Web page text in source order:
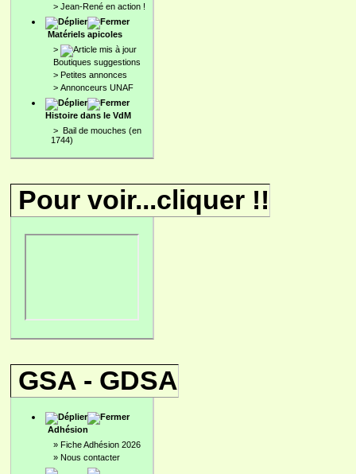
> Jean-René en action !
Matériels apicoles
>
Boutiques suggestions
> Petites annonces
> Annonceurs UNAF
Histoire dans le VdM
> Bail de mouches (en
1744)
Pour voir...cliquer !!
GSA - GDSA
Adhésion
» Fiche Adhésion 2026
» Nous contacter